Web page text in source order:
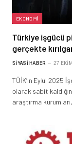
EKONOMI
Türkiye işgücü
gerçekte
SIYASI HABER 27
TÜİK’in Eylül 2025
olarak sabit
araştırma